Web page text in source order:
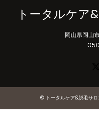
トータルケア
岡山県岡山
© トータルケア&脱毛サ